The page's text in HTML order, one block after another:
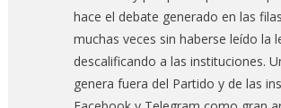
hace el debate generado en las
muchas veces sin haberse leído la
descalificando a las instituciones.
genera fuera del Partido y de las